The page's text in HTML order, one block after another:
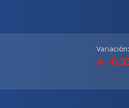
Variación:
-